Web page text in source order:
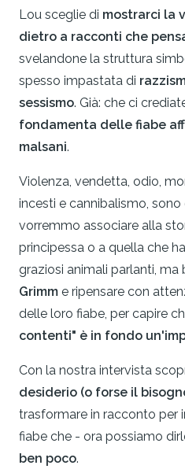
Lou sceglie di mostrarci la
dietro a racconti che
svelandone la struttura
spesso impastata di
sessismo. Già: che ci
fondamenta delle fiabe
malsani.
Violenza, vendetta, odio,
incesti e cannibalismo,
vorremmo associare alla
principessa o a quella che
graziosi animali parlanti, ma
Grimm e ripensare con
delle loro fiabe, per capire
contenti" è in fondo
Con la nostra intervista
desiderio (o forse il
trasformare in racconto per
fiabe che - ora possiamo
ben poco.